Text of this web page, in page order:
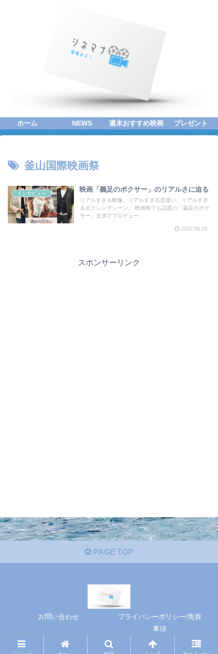
ホーム NEWS 週末おすすめ映画 プレゼント
釜山国際映画祭
インタビュー
映画「義足のボクサー」のリアルさに迫る
リアルすぎる映像、リアルすぎる息遣い、リアルすぎ
るボクシングシーン。 映画祭でも話題の「義足のボク
サー」主演でプロデュー...
2022.06.06
スポンサーリンク
PAGE TOP
お問い合わせ
プライバシーポリシー/免責
事項
Copyright © 2022 シネマナ All Rights Reserved.